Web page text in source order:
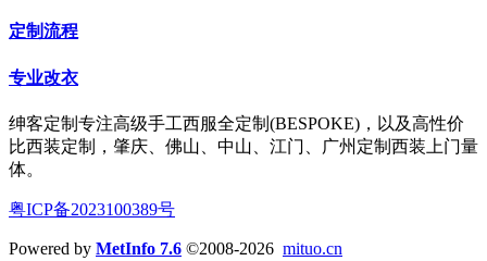
定制流程
专业改衣
绅客定制专注高级手工西服全定制(BESPOKE)，以及高性价
比西装定制，肇庆、佛山、中山、江门、广州定制西装上门量
体。
粤ICP备2023100389号
Powered by MetInfo 7.6 ©2008-2026 mituo.cn